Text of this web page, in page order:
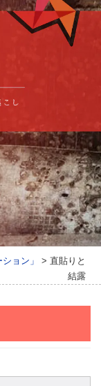
ョン」 > 直貼りと
結露